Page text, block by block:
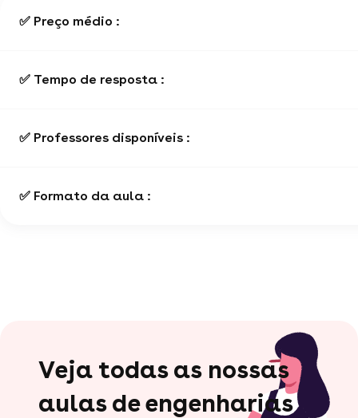
✅ Preço médio :
✅ Tempo de resposta :
✅ Professores disponíveis :
✅ Formato da aula :
Veja todas as nossas
aulas de engenharias